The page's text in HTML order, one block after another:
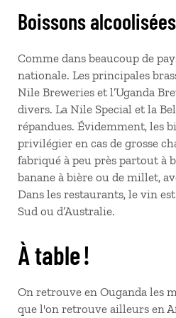
Boissons alcoolisées
Comme dans beaucoup de
nationale. Les principales
Nile Breweries et l’Uganda
divers. La Nile Special et la
répandues. Évidemment, les
privilégier en cas de grosse
fabriqué à peu près partout à
banane à bière ou de millet,
Dans les restaurants, le vin
Sud ou d’Australie.
À table !
On retrouve en Ouganda les
que l'on retrouve ailleurs en